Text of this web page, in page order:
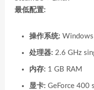
最低配置:
操作系统: Windows
处理器: 2.6 GHz
内存: 1 GB RAM
显卡: GeForce 400